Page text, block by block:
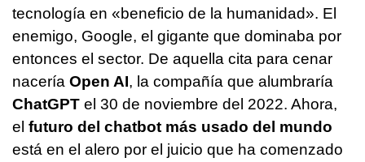
tecnología en «beneficio de la humanidad». El
enemigo, Google, el gigante que dominaba por
entonces el sector. De aquella cita para cenar
nacería Open AI, la compañía que alumbraría
ChatGPT el 30 de noviembre del 2022. Ahora,
el futuro del chatbot más usado del mundo
está en el alero por el juicio que ha comenzado